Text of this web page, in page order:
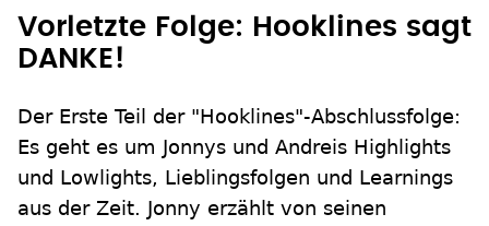
Vorletzte Folge: Hooklines sagt
DANKE!
Der Erste Teil der "Hooklines"-Abschlussfolge:
Es geht es um Jonnys und Andreis Highlights
und Lowlights, Lieblingsfolgen und Learnings
aus der Zeit. Jonny erzählt von seinen